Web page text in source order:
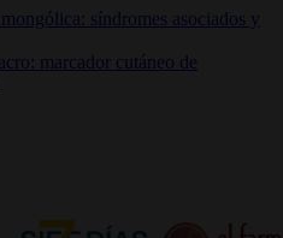
síndromes asociados y
marcador cutáneo de